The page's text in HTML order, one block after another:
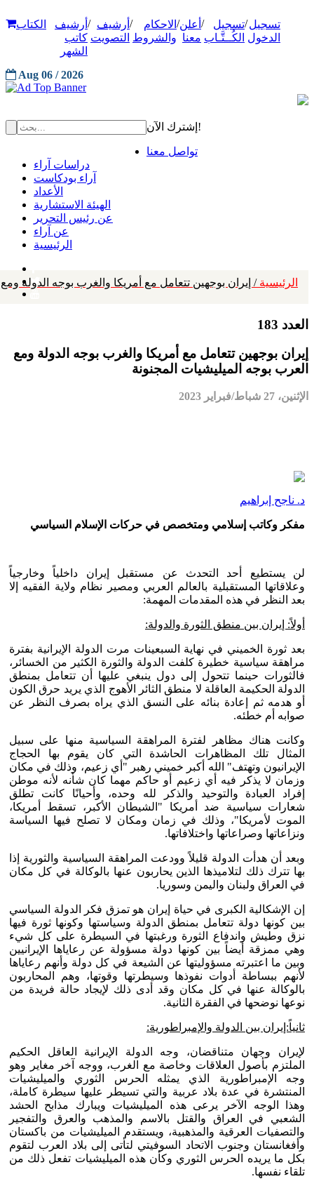
تسجيل
الدخول
/تسجيل
الكُــتَّـاب
/ أعلن
معنا
/ الاحكام
والشروط
/ أرشيف
التصويت
/ أرشيف
كاتب
الشهر
الكتاب
Aug 06 / 2026
إشترك الآن!
تواصل معنا
دراسات آراء
آراء بودكاست
الأعداد
الهيئة الاستشارية
عن رئيس التحرير
عن آراء
الرئيسية
الرئيسية / إيران بوجهين تتعامل مع أمريكا والغرب بوجه الدولة
العدد 183
إيران بوجهين تتعامل مع أمريكا والغرب بوجه الدولة ومع
العرب بوجه الميليشيات المجنونة
الإثنين، 27 شباط/فبراير 2023
د. ناجح إبراهيم
مفكر وكاتب إسلامي ومتخصص في حركات الإسلام السياسي
لن يستطيع أحد التحدث عن مستقبل إيران داخلياً وخارجياً
وعلاقاتها المستقبلية بالعالم العربي ومصير نظام ولاية الفقيه إلا
بعد النظر في هذه المقدمات المهمة:
أولاً: إيران بين منطق الثورة والدولة:
بعد ثورة الخميني في نهاية السبعينات مرت الدولة الإيرانية بفترة
مراهقة سياسية خطيرة كلفت الدولة والثورة الكثير من الخسائر،
فالثورات حينما تتحول إلى دول ينبغي عليها أن تتعامل بمنطق
الدولة الحكيمة العاقلة لا منطق الثائر الأهوج الذي يريد حرق الكون
أو هدمه ثم إعادة بنائه على النسق الذي يراه بصرف النظر عن
صوابه أم خطئه.
وكانت هناك مظاهر لفترة المراهقة السياسية منها على سبيل
المثال تلك المظاهرات الحاشدة التي كان يقوم بها الحجاج
الإيرانيون وتهتف" الله أكبر خميني رهبر "أي زعيم، وذلك في مكان
وزمان لا يذكر فيه أي زعيم أو حاكم مهما كان شأنه لأنه موطن
إفراد العبادة والتوحيد والذكر لله وحده، وأحيانًا كانت تطلق
شعارات سياسية ضد أمريكا "الشيطان الأكبر، تسقط أمريكا،
الموت لأمريكا"، وذلك في زمان ومكان لا تصلح فيها السياسة
ونزاعاتها وصراعاتها واختلافاتها.
وبعد أن هدأت الدولة قليلاً وودعت المراهقة السياسية والثورية إذا
بها تترك ذلك لتلاميذها الذين يحاربون عنها بالوكالة في كل مكان
في العراق ولبنان واليمن وسوريا.
إن الإشكالية الكبرى في حياة إيران هو تمزق فكر الدولة السياسي
بين كونها دولة تتعامل بمنطق الدولة وسياستها وكونها ثورة فيها
نزق وطيش واندفاع الثورة ورغبتها في السيطرة على كل شيء
وهي ممزقة أيضاً بين كونها دولة مسؤولة عن رعاياها الإيرانيين
وبين ما اعتبرته مسؤوليتها عن الشيعة في كل دولة وأنهم رعاياها
لأنهم ببساطة أدوات نفوذها وسيطرتها وقوتها، وهم المحاربون
بالوكالة عنها في كل مكان وقد أدى ذلك لإيجاد حالة فريدة من
نوعها نوضحها في الفقرة الثانية.
ثانياً:إيران بين الدولة والإمبراطورية:
لإيران وجهان متناقضان، وجه الدولة الإيرانية العاقل الحكيم
الملتزم بأصول العلاقات وخاصة مع الغرب، ووجه آخر مغاير وهو
وجه الإمبراطورية الذي يمثله الحرس الثوري والميليشيات
المنتشرة في عدة بلاد عربية والتي تسيطر عليها سيطرة كاملة،
وهذا الوجه الآخر يرعى هذه الميليشيات ويبارك مذابح الحشد
الشعبي في العراق والقتل بالاسم والمذهب والعرق والتفجير
والتصفيات العرقية والمذهبية، ويستقدم الميليشيات من باكستان
وأفغانستان وجنوب الاتحاد السوفيتي لتأتى إلى بلاد العرب لتقوم
بكل ما يريده الحرس الثوري وكأن هذه الميليشيات تفعل ذلك من
تلقاء نفسها.